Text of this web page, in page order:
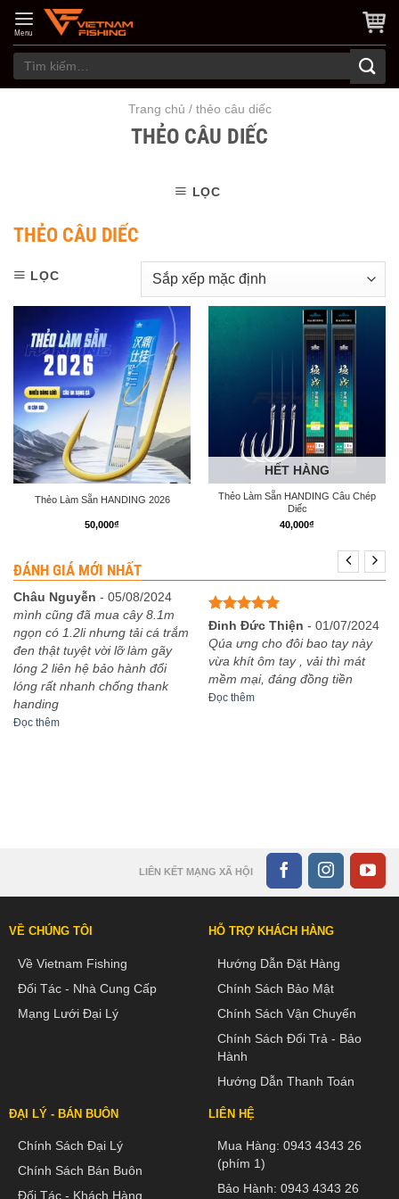
content
Menu
Tìm
kiếm:
Trang chủ / thẻo câu diếc
THẺO CÂU DIẾC
LỌC
THẺO CÂU DIẾC
LỌC
Thẻo Làm Sẵn HANDING 2026
50,000₫
HẾT HÀNG
Thẻo Làm Sẵn HANDING Câu Chép
Diếc
40,000₫
ĐÁNH GIÁ MỚI NHẤT
Châu Nguyễn - 05/08/2024
mình cũng đã mua cây 8.1m
ngọn có 1.2li nhưng tải cá trắm
đen thật tuyệt vời lỡ làm gãy
lóng 2 liên hệ bảo hành đổi
lóng rất nhanh chống thank
handing
Đọc thêm
Được xếp
hạng
sao
Đinh Đức Thiện - 01/07/2024
Qúa ưng cho đôi bao tay này
vừa khít ôm tay , vải thì mát
mềm mại, đáng đồng tiền
Đọc thêm
LIÊN KẾT MẠNG XÃ HỘI
VỀ CHÚNG TÔI
Về Vietnam Fishing
Đối Tác - Nhà Cung Cấp
Mạng Lưới Đại Lý
HỖ TRỢ KHÁCH HÀNG
Hướng Dẫn Đặt Hàng
Chính Sách Bảo Mật
Chính Sách Vận Chuyển
Chính Sách Đổi Trả - Bảo
Hành
Hướng Dẫn Thanh Toán
ĐẠI LÝ - BÁN BUÔN
Chính Sách Đại Lý
Chính Sách Bán Buôn
Đối Tác - Khách Hàng
LIÊN HỆ
Mua Hàng: 0943 4343 26
(phím 1)
Bảo Hành: 0943 4343 26